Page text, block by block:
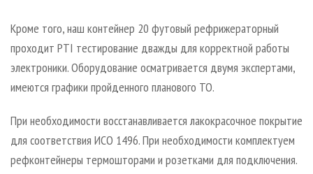
Кроме того, наш контейнер 20 футовый рефрижераторный
проходит PTI тестирование дважды для корректной работы
электроники. Оборудование осматривается двумя экспертами,
имеются графики пройденного планового ТО.
При необходимости восстанавливается лакокрасочное покрытие
для соответствия ИСО 1496. При необходимости комплектуем
рефконтейнеры термошторами и розетками для подключения.